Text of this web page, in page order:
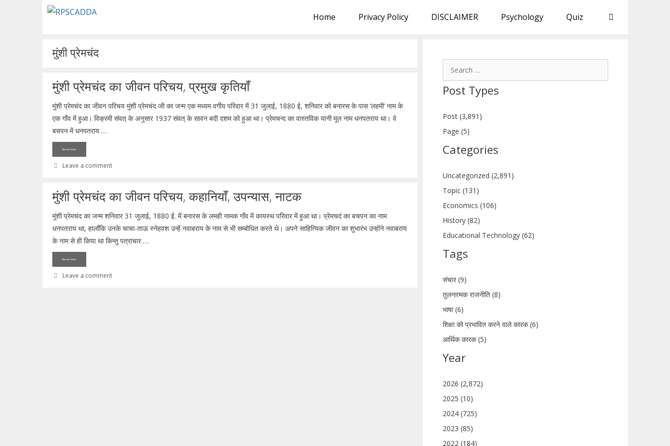
Home Privacy Policy DISCLAIMER Psychology Quiz
मुंशी प्रेमचंद
मुंशी प्रेमचंद का जीवन परिचय, प्रमुख कृतियाँ
मुंशी प्रेमचंद का जीवन परिचय मुंशी प्रेमचंद जी का जन्म एक मध्यम वर्गीय परिवार में 31 जुलाई, 1880 ई, शनिवार को बनारस के पास ‘लहमी’ नाम के
एक गाँव में हुआ। विक्रमी संवत् के अनुसार 1937 संवत् के सावन बदी दशम को हुआ था। प्रेमचन्द का वास्तविक यानी मूल नाम धनपतराय था। वे
बचपन में धनपतराय …
Read more
Leave a comment
मुंशी प्रेमचंद का जीवन परिचय, कहानियाँ, उपन्यास, नाटक
मुंशी प्रेमचंद का जन्म शनिवार 31 जुलाई, 1880 ई. में बनारस के लमही नामक गाँव में कायस्थ परिवार में हुआ था। प्रेमचदं का बचपन का नाम
धनपतराय था, हालाँकि उनके चाचा-ताऊ स्नेहवश उन्हें नवाबराय के नाम से भी सम्बोधित करते थे। अपने साहित्यिक जीवन का शुभारंभ उन्होंने नवाबराय
के नाम से ही किया था किन्तु पत्राचार …
Read more
Leave a comment
Post Types
Post (3,891)
Page (5)
Categories
Uncategorized (2,891)
Topic (131)
Economics (106)
History (82)
Educational Technology (62)
Tags
संचार (9)
तुलनात्मक राजनीति (8)
भाषा (6)
शिक्षा को प्रभावित करने वाले कारक (6)
आर्थिक कारक (5)
Year
2026 (2,872)
2025 (10)
2024 (725)
2023 (85)
2022 (184)